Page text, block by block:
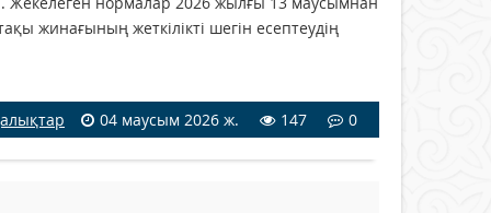
жинағының жеткілікті шегін есептеудің
04 маусым 2026 ж. 147 0